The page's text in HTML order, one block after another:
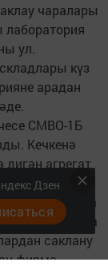
чаралары
ул.
күз
арадан
СМВО-1Б
Кечкенә
агрегат
саклауга
барысы да
Шуңа да
саклану
фирма
Дзен